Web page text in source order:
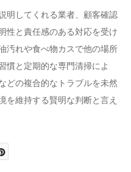
明してくれる業者、顧客確認
性と責任感のある対応を受け
汚れや食べ物カスで他の場所
慣と定期的な専門清掃によ
どの複合的なトラブルを未然
を維持する賢明な判断と言え